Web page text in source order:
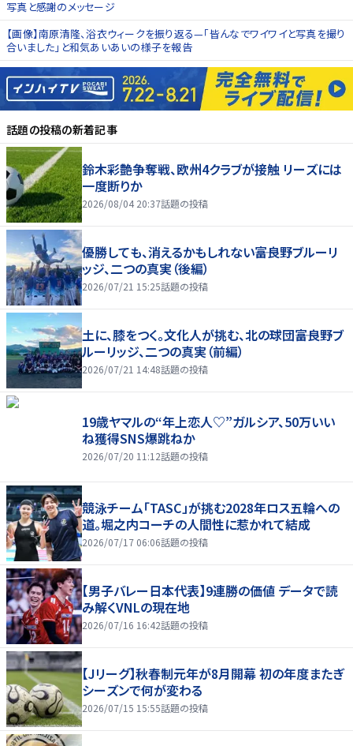
写真と感謝のメッセージ
【画像】南原清隆、浴衣ウィークを振り返る—「皆んなでワイワイと写真を撮り
合いました」と和気あいあいの様子を報告
話題の投稿の新着記事
鈴木彩艶争奪戦、欧州4クラブが接触 リーズには
一度断りか
2026/08/04 20:37話題の投稿
優勝しても、消えるかもしれない――富良野ブルーリ
ッジ、二つの真実（後編）
2026/07/21 15:25話題の投稿
土に、膝をつく。文化人が挑む、北の球団――富良野ブ
ルーリッジ、二つの真実（前編）
2026/07/21 14:48話題の投稿
19歳ヤマルの“年上恋人♡”ガルシア、50万いい
ね獲得SNS爆跳ねか
2026/07/20 11:12話題の投稿
競泳チーム「TASC」が挑む2028年ロス五輪への
道。堀之内コーチの人間性に惹かれて結成
2026/07/17 06:06話題の投稿
【男子バレー日本代表】9連勝の価値 データで読
み解くVNLの現在地
2026/07/16 16:42話題の投稿
【Jリーグ】秋春制元年が8月開幕 初の年度またぎ
シーズンで何が変わる
2026/07/15 15:55話題の投稿